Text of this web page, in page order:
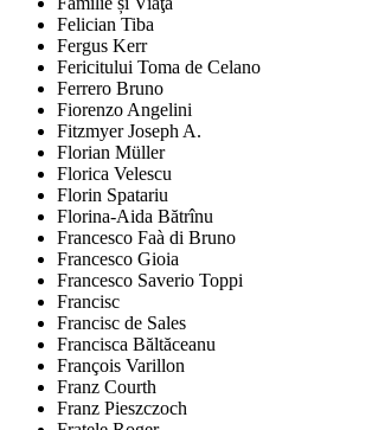
Felician Tiba
Fergus Kerr
Fericitului Toma de Celano
Ferrero Bruno
Fiorenzo Angelini
Fitzmyer Joseph A.
Florian Müller
Florica Velescu
Florin Spatariu
Florina-Aida Bătrînu
Francesco Faà di Bruno
Francesco Gioia
Francesco Saverio Toppi
Francisc
Francisc de Sales
Francisca Băltăceanu
François Varillon
Franz Courth
Franz Pieszczoch